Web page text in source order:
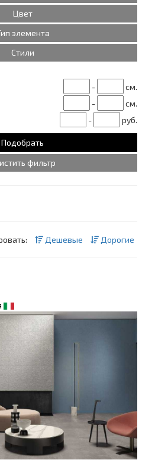
Цвет
элемента
Стили
- см.
- см.
- руб.
фильтр
Дешевые Дорогие